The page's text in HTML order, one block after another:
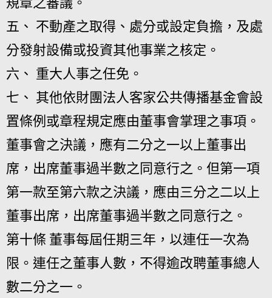
五、 不動產之取得、處分或設定負擔，及處
分發射設備或投資其他事業之核定。
六、 重大人事之任免。
七、 其他依財團法人客家公共傳播基金會設
置條例或章程規定應由董事會掌理之事項。
董事會之決議，應有二分之一以上董事出
席，出席董事過半數之同意行之。但第一項
第一款至第六款之決議，應由三分之二以上
董事出席，出席董事過半數之同意行之。
第十條 董事每屆任期三年，以連任一次為
限。連任之董事人數，不得逾改聘董事總人
數二分之一。